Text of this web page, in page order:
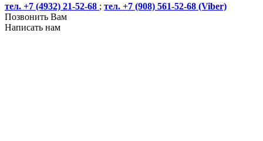
тел. +7 (4932) 21-52-68 ; тел. +7 (908) 561-52-68 (Viber)
Позвонить Вам
Написать нам